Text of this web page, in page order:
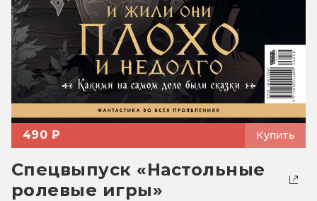
490 ₽ Купить
Спецвыпуск «Настольные
ролевые игры»